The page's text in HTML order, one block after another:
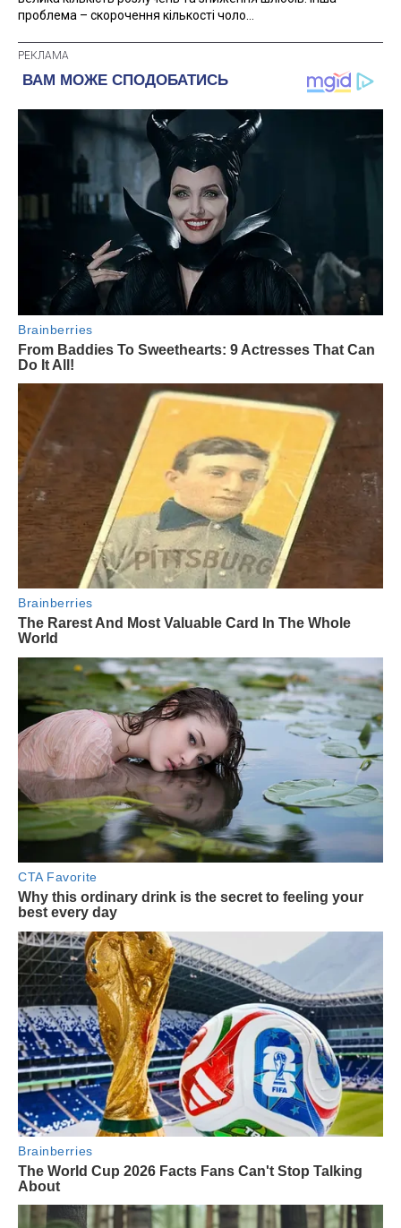
проблема – скорочення кількості чоло...